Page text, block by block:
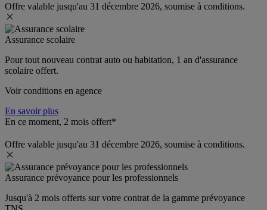
Offre valable jusqu'au 31 décembre 2026, soumise à conditions.
Assurance scolaire
Pour tout nouveau contrat auto ou habitation, 1 an d'assurance
scolaire offert.
Voir conditions en agence
En savoir plus
En ce moment, 2 mois offert*
Offre valable jusqu'au 31 décembre 2026, soumise à conditions.
Assurance prévoyance pour les professionnels
Jusqu'à 2 mois offerts sur votre contrat de la gamme prévoyance